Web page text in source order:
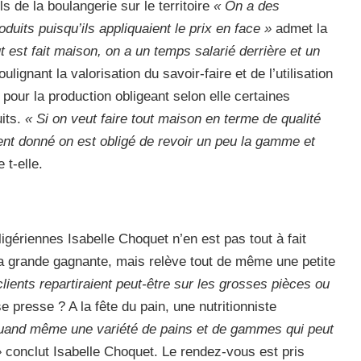
de la boulangerie sur le territoire « On a des
puisqu’ils appliquaient le prix en face » admet la
est fait maison, on a un temps salarié derrière et un
la valorisation du savoir-faire et de l’utilisation
la production obligeant selon elle certaines
« Si on veut faire tout maison en terme de qualité
donné on est obligé de revoir un peu la gamme et
t-elle.
Isabelle Choquet n’en est pas tout à fait
gagnante, mais relève tout de même une petite
repartiraient peut-être sur les grosses pièces ou
presse ? A la fête du pain, une nutritionniste
même une variété de pains et de gammes qui peut
conclut Isabelle Choquet. Le rendez-vous est pris